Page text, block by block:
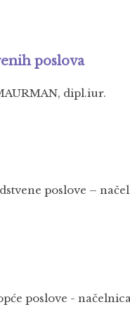
poslova
, dipl.iur.
poslove –
poslove -